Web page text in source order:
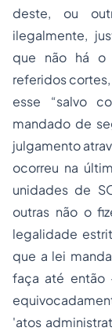
deste, ou
ilegalmente,
que não há o
referidos
esse “salvo
mandado de
julgamento
ocorreu na
unidades de
outras não o
legalidade
que a lei
faça até então
'atos